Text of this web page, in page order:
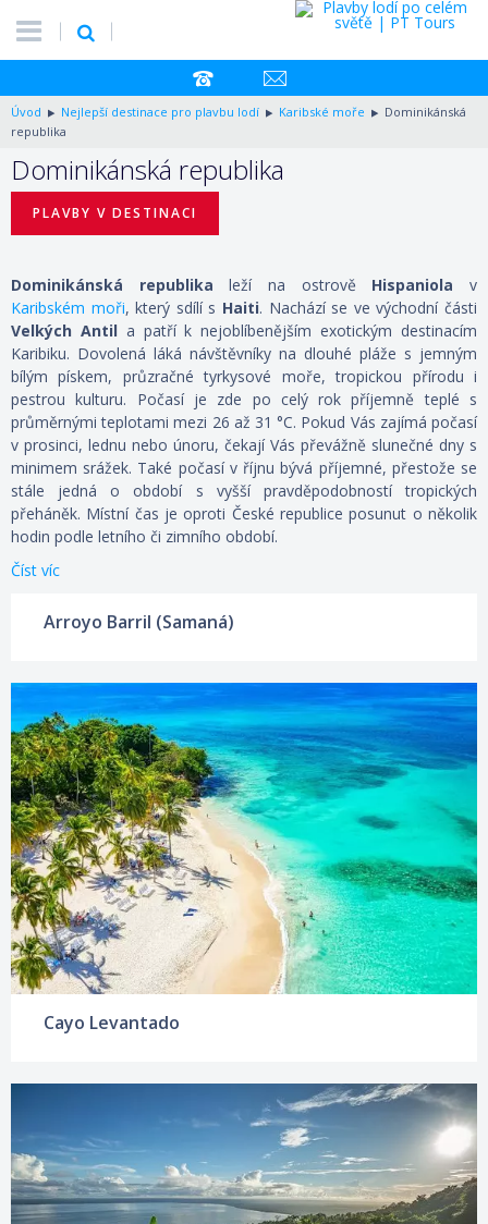
Úvod Nejlepší destinace pro plavbu lodí Karibské moře
Dominikánská
republika
Dominikánská republika
PLAVBY V DESTINACI
Dominikánská republika leží na ostrově Hispaniola v
Karibském moři, který sdílí s Haiti. Nachází se ve východní části
Velkých Antila patří k nejoblíbenějším exotickým destinacím
Karibiku. Dovolená láká návštěvníky na dlouhé pláže s jemným
bílým pískem, průzračné tyrkysové moře, tropickou přírodu i
pestrou kulturu. Počasí je zde po celý rok příjemně teplé s
průměrnými teplotami mezi 26 až 31 °C. Pokud Vás zajímá počasí
v prosinci, lednu nebo únoru, čekají Vás převážně slunečné dny s
minimem srážek. Také počasí v říjnu bývá příjemné, přestože se
stále jedná o období s vyšší pravděpodobností tropických
přeháněk. Místní čas je oproti České republice posunut o několik
hodin podle letního či zimního období.
Číst víc
Arroyo Barril (Samaná)
Cayo Levantado